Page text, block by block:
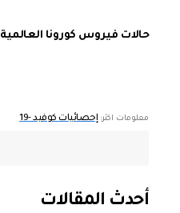
حالات فيروس كورونا العالمية
معلومات اكثر:إحصائيات كوفيد -19
أحدث المقالات